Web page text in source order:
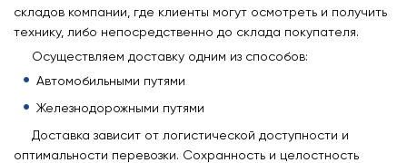
складов компании, где клиенты могут осмотреть и получить
технику, либо непосредственно до склада покупателя.
Осуществляем доставку одним из способов:
Автомобильными путями
Железнодорожными путями
Доставка зависит от логистической доступности и
оптимальности перевозки. Сохранность и целостность